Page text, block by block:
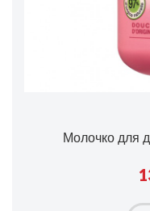
Молочко для